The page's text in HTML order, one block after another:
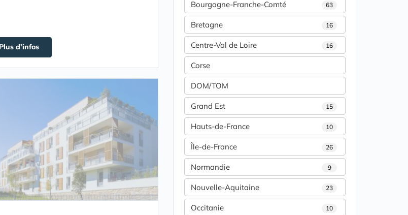
Plus d'infos
Bourgogne-Franche-Comté 63
Bretagne 16
Centre-Val de Loire 16
Corse
DOM/TOM
Grand Est 15
Hauts-de-France 10
Île-de-France 26
Normandie 9
Nouvelle-Aquitaine 23
Occitanie 10